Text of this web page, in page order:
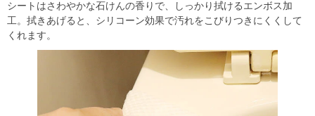
シートはさわやかな石けんの香りで、しっかり拭けるエンボス加
工。拭きあげると、シリコーン効果で汚れをこびりつきにくくして
くれます。